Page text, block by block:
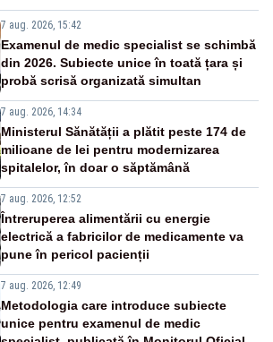
7 aug. 2026, 15:42
Examenul de medic specialist se schimbă
din 2026. Subiecte unice în toată țara și
probă scrisă organizată simultan
7 aug. 2026, 14:34
Ministerul Sănătății a plătit peste 174 de
milioane de lei pentru modernizarea
spitalelor, în doar o săptămână
7 aug. 2026, 12:52
Întreruperea alimentării cu energie
electrică a fabricilor de medicamente va
pune în pericol pacienții
7 aug. 2026, 12:49
Metodologia care introduce subiecte
unice pentru examenul de medic